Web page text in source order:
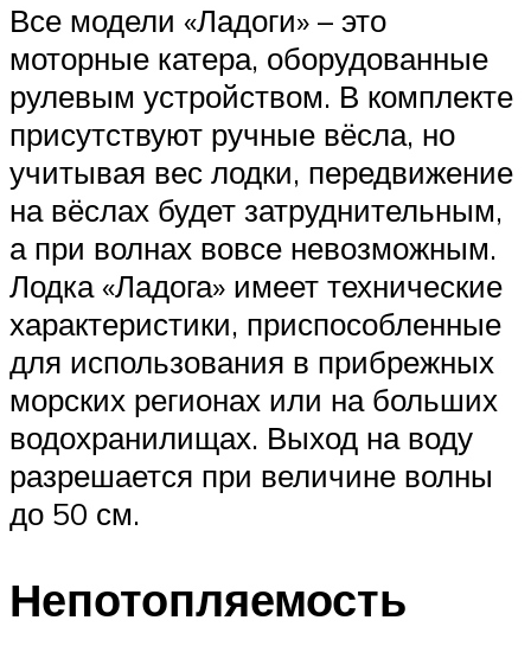
Все модели «Ладоги» – это
моторные катера, оборудованные
рулевым устройством. В комплекте
присутствуют ручные вёсла, но
учитывая вес лодки, передвижение
на вёслах будет затруднительным,
а при волнах вовсе невозможным.
Лодка «Ладога» имеет технические
характеристики, приспособленные
для использования в прибрежных
морских регионах или на больших
водохранилищах. Выход на воду
разрешается при величине волны
до 50 см.
Непотопляемость